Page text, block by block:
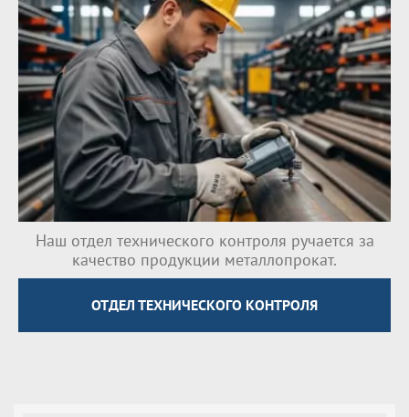
Наш отдел технического контроля ручается за
качество продукции металлопрокат.
ОТДЕЛ ТЕХНИЧЕСКОГО КОНТРОЛЯ